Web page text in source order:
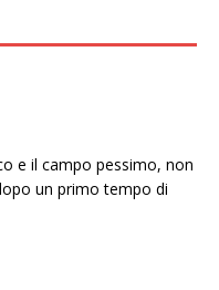
e il campo pessimo, non
un primo tempo di